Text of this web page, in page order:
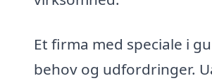
Et firma med speciale i
behov og udfordringer.